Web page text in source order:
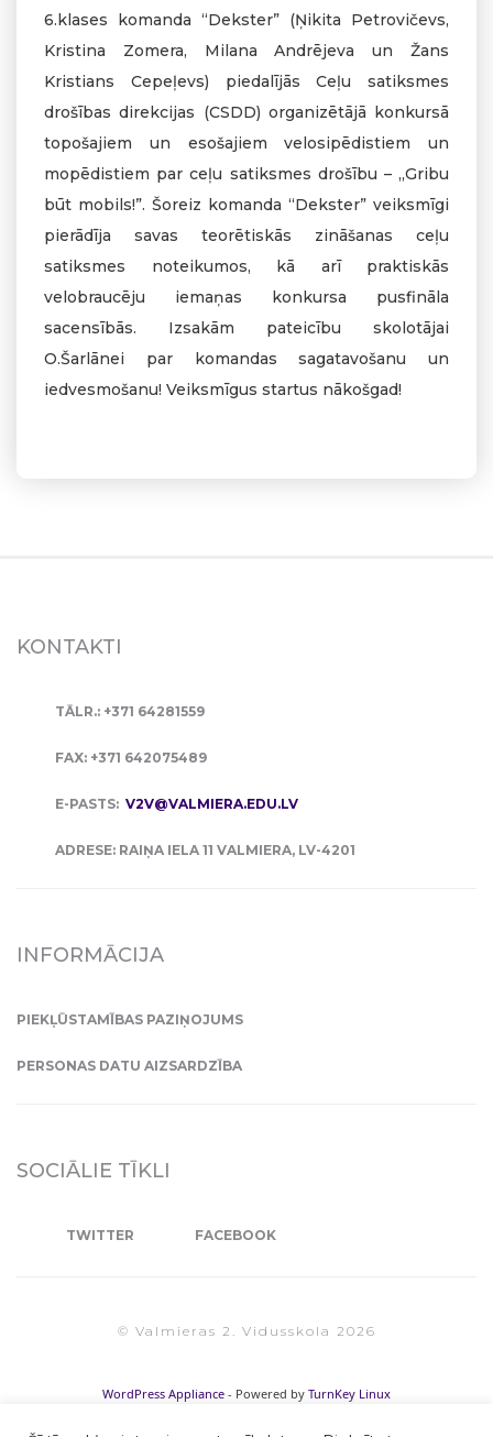
6.klases komanda “Dekster” (Ņikita Petrovičevs,
Kristina Zomera, Milana Andrējeva un Žans
Kristians Cepeļevs) piedalījās Ceļu satiksmes
drošības direkcijas (CSDD) organizētājā konkursā
topošajiem un esošajiem velosipēdistiem un
mopēdistiem par ceļu satiksmes drošību – „Gribu
būt mobils!”. Šoreiz komanda “Dekster” veiksmīgi
pierādīja savas teorētiskās zināšanas ceļu
satiksmes noteikumos, kā arī praktiskās
velobraucēju iemaņas konkursa pusfināla
sacensībās. Izsakām pateicību skolotājai
O.Šarlānei par komandas sagatavošanu un
iedvesmošanu! Veiksmīgus startus nākošgad!
KONTAKTI
TĀLR.: +371 64281559
FAX: +371 642075489
E-PASTS: V2V@VALMIERA.EDU.LV
ADRESE: RAIŅA IELA 11 VALMIERA, LV-4201
INFORMĀCIJA
PIEKĻŪSTAMĪBAS PAZIŅOJUMS
PERSONAS DATU AIZSARDZĪBA
SOCIĀLIE TĪKLI
TWITTER FACEBOOK
© Valmieras 2. Vidusskola 2026
WordPress Appliance - Powered by TurnKey Linux